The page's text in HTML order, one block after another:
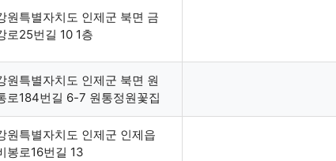
원특별자치도 인제군 북면 금
로25번길 10 1층
원특별자치도 인제군 북면 원
로184번길 6-7 원통정원꽃집
원특별자치도 인제군 인제읍
봉로16번길 13